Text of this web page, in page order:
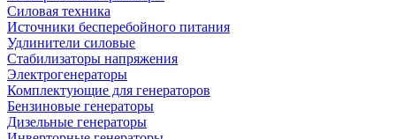
Силовая техника
Источники бесперебойного питания
Удлинители силовые
Стабилизаторы напряжения
Электрогенераторы
Комплектующие для генераторов
Бензиновые генераторы
Дизельные генераторы